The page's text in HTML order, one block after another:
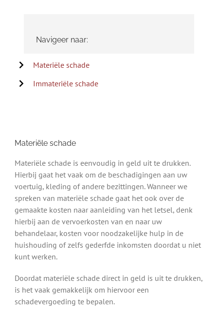
Navigeer naar:
Materiële schade
Immateriële schade
Materiële schade
Materiële schade is eenvoudig in geld uit te drukken.
Hierbij gaat het vaak om de beschadigingen aan uw
voertuig, kleding of andere bezittingen. Wanneer we
spreken van materiële schade gaat het ook over de
gemaakte kosten naar aanleiding van het letsel, denk
hierbij aan de vervoerkosten van en naar uw
behandelaar, kosten voor noodzakelijke hulp in de
huishouding of zelfs gederfde inkomsten doordat u niet
kunt werken.
Doordat materiële schade direct in geld is uit te drukken,
is het vaak gemakkelijk om hiervoor een
schadevergoeding te bepalen.